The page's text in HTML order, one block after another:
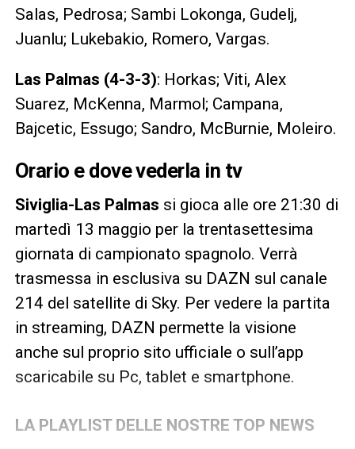
Salas, Pedrosa; Sambi Lokonga, Gudelj,
Juanlu; Lukebakio, Romero, Vargas.
Las Palmas (4-3-3): Horkas; Viti, Alex
Suarez, McKenna, Marmol; Campana,
Bajcetic, Essugo; Sandro, McBurnie, Moleiro.
Orario e dove vederla in tv
Siviglia-Las Palmas si gioca alle ore 21:30 di
martedì 13 maggio per la trentasettesima
giornata di campionato spagnolo. Verrà
trasmessa in esclusiva su DAZN sul canale
214 del satellite di Sky. Per vedere la partita
in streaming, DAZN permette la visione
anche sul proprio sito ufficiale o sull’app
scaricabile su Pc, tablet e smartphone.
LA PLAYLIST DELLE NOSTRE TOP NEWS